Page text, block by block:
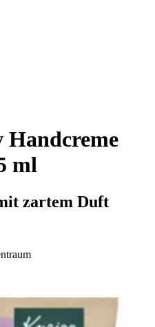
Handcreme
ml
zartem Duft